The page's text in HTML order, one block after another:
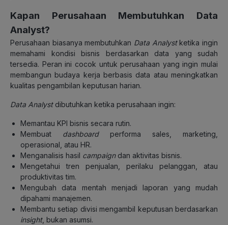
Kapan Perusahaan Membutuhkan Data
Analyst?
Perusahaan biasanya membutuhkan Data Analystketika ingin
memahami kondisi bisnis berdasarkan data yang sudah
tersedia. Peran ini cocok untuk perusahaan yang ingin mulai
membangun budaya kerja berbasis data atau meningkatkan
kualitas pengambilan keputusan harian.
Data Analystdibutuhkan ketika perusahaan ingin:
Memantau KPI bisnis secara rutin.
Membuat dashboardperforma sales, marketing,
operasional, atau HR.
Menganalisis hasil campaigndan aktivitas bisnis.
Mengetahui tren penjualan, perilaku pelanggan, atau
produktivitas tim.
Mengubah data mentah menjadi laporan yang mudah
dipahami manajemen.
Membantu setiap divisi mengambil keputusan berdasarkan
insight, bukan asumsi.